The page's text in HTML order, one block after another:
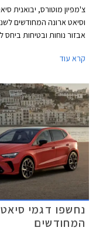
צ'מפיון מוטורס, יבואנית
אבזור נוחות ובטיחות
₪, ורכב הפנאי העירוני סיאט
קרא עוד
המחודשים